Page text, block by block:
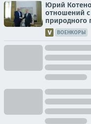
Юрий
отношений с
природного
ВОЕНКОРЫ